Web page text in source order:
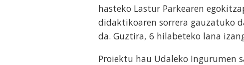
hasteko Lastur Parkearen
didaktikoaren sorrera gauzatuko
da. Guztira, 6 hilabeteko lana
Proiektu hau Udaleko Ingurumen